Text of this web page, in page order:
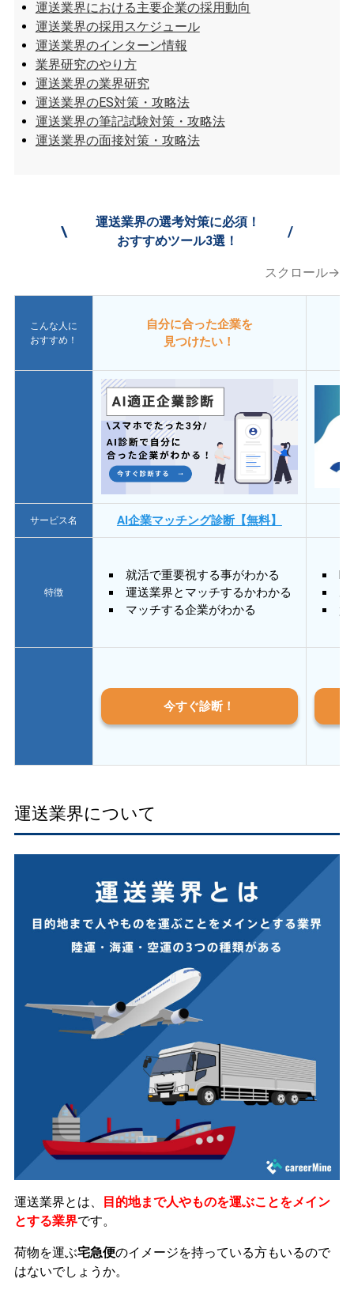
運送業界における主要企業の採用動向
運送業界の採用スケジュール
運送業界のインターン情報
業界研究のやり方
運送業界の業界研究
運送業界のES対策・攻略法
運送業界の筆記試験対策・攻略法
運送業界の面接対策・攻略法
\
運送業界の選考対策に必須！
おすすめツール3選！
/
スクロール→
こんな人に
おすすめ！
自分に合った企業を
見つけたい！
サービス名 AI企業マッチング診断【無料】
特徴
就活で重要視する事がわかる
運送業界とマッチするかわかる
マッチする企業がわかる
質
今すぐ診断！
運送業界について
運送業界とは、
目的地まで人やものを運ぶことをメイン
とする業界です。
荷物を運ぶ宅急便のイメージを持っている方もいるので
はないでしょうか。